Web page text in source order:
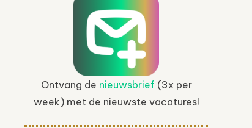
Ontvang de nieuwsbrief (3x per
week) met de nieuwste vacatures!